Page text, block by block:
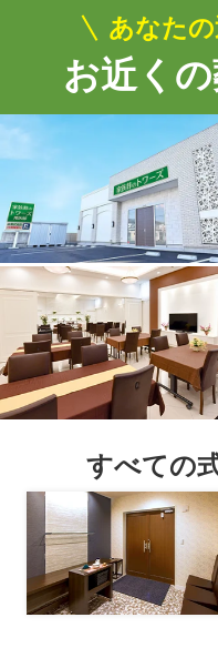
あなた
お近く
すべての